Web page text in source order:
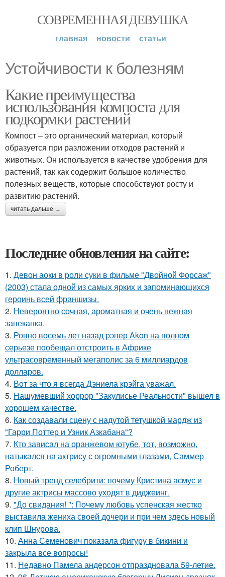
СОВРЕМЕННАЯ ДЕВУШКА
главная новости статьи
Устойчивости к болезням
Какие преимущества
использования компоста для
подкормки растений
Компост – это органический материал, который
образуется при разложении отходов растений и
животных. Он используется в качестве удобрения для
растений, так как содержит большое количество
полезных веществ, которые способствуют росту и
развитию растений.
читать дальше →
Последние обновления на сайте:
1. Девон аоки в роли суки в фильме "Двойной Форсаж"
(2003) стала одной из самых ярких и запоминающихся
героинь всей франшизы.
2. Невероятно сочная, ароматная и очень нежная
запеканка.
3. Ровно восемь лет назад рэпер Akon на полном
серьезе пообещал отстроить в Африке
ультрасовременный мегаполис за 6 миллиардов
долларов.
4. Вот за что я всегда Дэниела крэйга уважал.
5. Нашумевший хоррор "Закулисье Реальности" вышел в
хорошем качестве.
6. Как создавали сцену с надутой тетушкой мардж из
"Гарри Поттер и Узник Азкабана"?
7. Кто зависал на оранжевом ютубе, тот, возможно,
натыкался на актрису с огромными глазами, Саммер
Роберт.
8. Новый тренд селебрити: почему Кристина асмус и
другие актрисы массово уходят в диджеинг.
9. "До свидания! ": Почему любовь успенская жестко
выставила жениха своей дочери и при чем здесь новый
клип Шнурова.
10. Анна Семенович показала фигуру в бикини и
закрыла все вопросы!
11. Недавно Памела андерсон отпраздновала 59-летие.